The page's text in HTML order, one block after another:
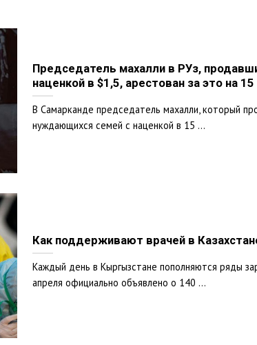
Председатель махалли в РУз,
наценкой в $1,5, арестован за это на 15
В Самарканде председатель махалли, который
нуждающихся семей с наценкой в 15 ...
Как поддерживают врачей в
Каждый день в Кыргызстане пополняются ряды
апреля официально объявлено о 140 ...